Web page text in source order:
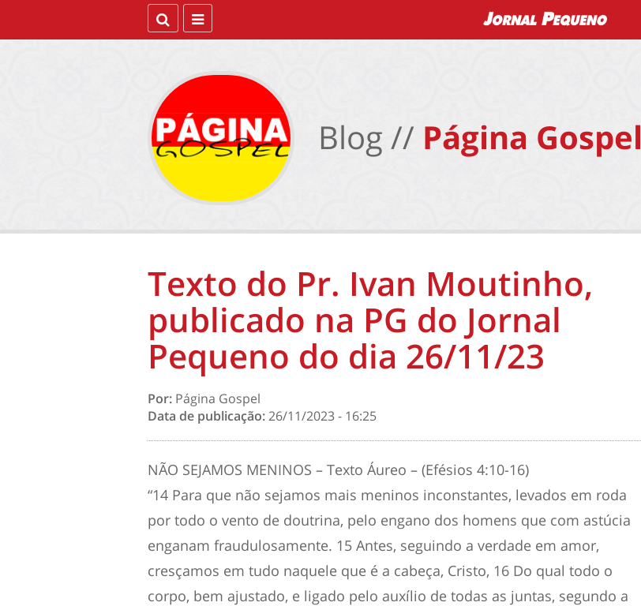
Blog // Página Gospel
Texto do Pr. Ivan Moutinho,
publicado na PG do Jornal
Pequeno do dia 26/11/23
Por: Página Gospel
Data de publicação:26/11/2023 - 16:25
NÃO SEJAMOS MENINOS – Texto Áureo – (Efésios 4:10-16)
“14 Para que não sejamos mais meninos inconstantes, levados em roda
por todo o vento de doutrina, pelo engano dos homens que com astúcia
enganam fraudulosamente. 15 Antes, seguindo a verdade em amor,
cresçamos em tudo naquele que é a cabeça, Cristo, 16 Do qual todo o
corpo, bem ajustado, e ligado pelo auxílio de todas as juntas, segundo a